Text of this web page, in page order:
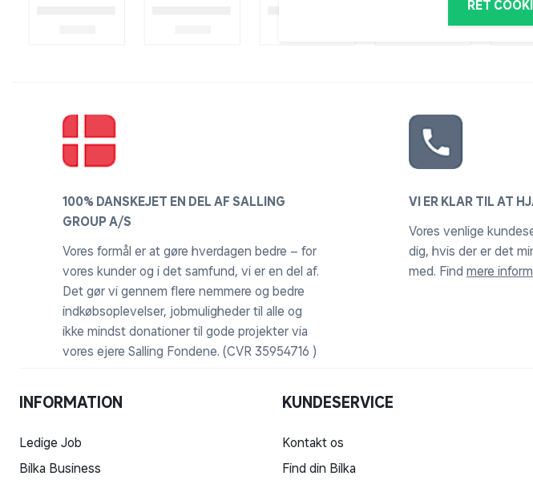
RET
100% DANSKEJET EN DEL AF SALLING
GROUP A/S
Vores formål er at gøre hverdagen bedre – for
vores kunder og i det samfund, vi er en del af.
Det gør vi gennem flere nemmere og bedre
indkøbsoplevelser, jobmuligheder til alle og
ikke mindst donationer til gode projekter via
vores ejere Salling Fondene. (CVR 35954716 )
VI ER KLAR TIL AT
Vores venlige
dig, hvis der er det
med. Find mere
INFORMATION
Ledige Job
Bilka Business
KUNDESERVICE
Kontakt os
Find din Bilka